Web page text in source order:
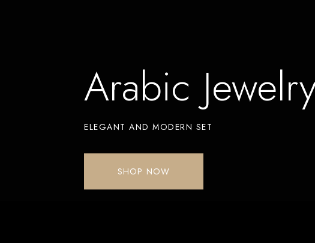
Arabic
ELEGANT AND MODERN SET
SHOP NOW